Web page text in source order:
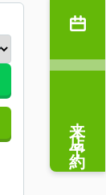
来店予約